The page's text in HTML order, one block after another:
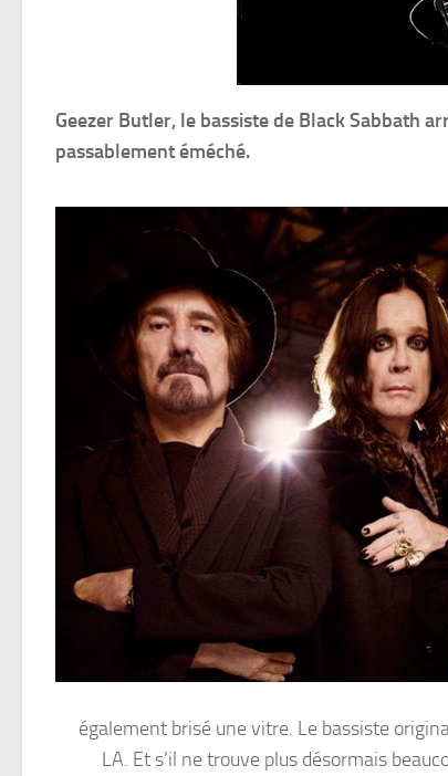
Geezer Butler, le bassiste de Black Sabbath
passablement éméché.
également brisé une vitre. Le bassiste
LA. Et s’il ne trouve plus désormais